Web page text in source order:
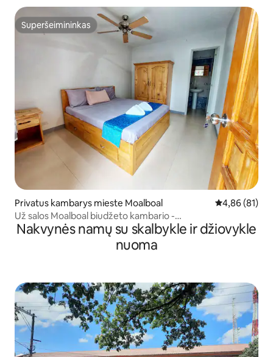
Superšeimininkas
Superšeimininkas
Privatus kambarys mieste Moalboal Vidutinis
4,86 (81)
Už salos Moalboal biudžeto kambario -
kondicionierius,nemokamas Wi-Fi
Nakvynės namų su skalbykle ir džiovykle
nuoma